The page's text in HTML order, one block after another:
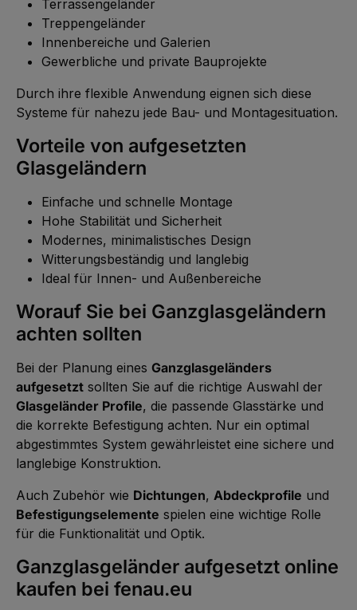
Terrassengeländer
Treppengeländer
Innenbereiche und Galerien
Gewerbliche und private Bauprojekte
Durch ihre flexible Anwendung eignen sich diese
Systeme für nahezu jede Bau- und Montagesituation.
Vorteile von aufgesetzten
Glasgeländern
Einfache und schnelle Montage
Hohe Stabilität und Sicherheit
Modernes, minimalistisches Design
Witterungsbeständig und langlebig
Ideal für Innen- und Außenbereiche
Worauf Sie bei Ganzglasgeländern
achten sollten
Bei der Planung eines Ganzglasgeländers
aufgesetzt sollten Sie auf die richtige Auswahl der
Glasgeländer Profile, die passende Glasstärke und
die korrekte Befestigung achten. Nur ein optimal
abgestimmtes System gewährleistet eine sichere und
langlebige Konstruktion.
Auch Zubehör wie Dichtungen, Abdeckprofile und
Befestigungselemente spielen eine wichtige Rolle
für die Funktionalität und Optik.
Ganzglasgeländer aufgesetzt online
kaufen bei fenau.eu